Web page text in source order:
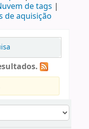
de tags
de aquisição